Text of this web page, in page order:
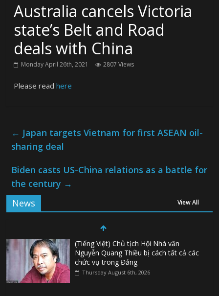
Australia cancels Victoria
state’s Belt and Road
deals with China
Monday April 26th, 2021 2807 Views
Please readhere
← Japan targets Vietnam for first ASEAN oil-
sharing deal
Biden casts US-China relations as a battle for
the century →
News
View All
(Tiếng Việt) Chủ tịch Hội Nhà văn
Nguyễn Quang Thiều bị cách tất cả các
chức vụ trong Đảng
Thursday August 6th, 2026